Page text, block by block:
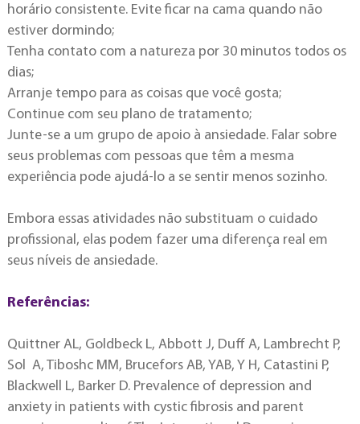
horário consistente. Evite ficar na cama quando não
estiver dormindo;
Tenha contato com a natureza por 30 minutos todos os
dias;
Arranje tempo para as coisas que você gosta;
Continue com seu plano de tratamento;
Junte-se a um grupo de apoio à ansiedade. Falar sobre
seus problemas com pessoas que têm a mesma
experiência pode ajudá-lo a se sentir menos sozinho.
Embora essas atividades não substituam o cuidado
profissional, elas podem fazer uma diferença real em
seus níveis de ansiedade.
Referências:
Quittner AL, Goldbeck L, Abbott J, Duff A, Lambrecht P,
Sol A, Tiboshc MM, Brucefors AB, YAB, Y H, Catastini P,
Blackwell L, Barker D. Prevalence of depression and
anxiety in patients with cystic fibrosis and parent